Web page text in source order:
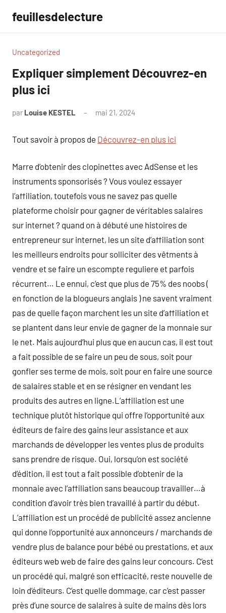
contenu
feuillesdelecture
Uncategorized
Expliquer simplement Découvrez-en
plus ici
par Louise KESTEL mai 21, 2024
Tout savoir à propos de Découvrez-en plus ici
Marre d’obtenir des clopinettes avec AdSense et les
instruments sponsorisés ? Vous voulez essayer
l’affiliation, toutefois vous ne savez pas quelle
plateforme choisir pour gagner de véritables salaires
sur internet ? quand on à débuté une histoires de
entrepreneur sur internet, les un site d’affiliation sont
les meilleurs endroits pour solliciter des vêtments à
vendre et se faire un escompte reguliere et parfois
récurrent… Le ennui, c’est que plus de 75% des noobs (
en fonction de la blogueurs anglais ) ne savent vraiment
pas de quelle façon marchent les un site d’affiliation et
se plantent dans leur envie de gagner de la monnaie sur
le net. Mais aujourd’hui plus que en aucun cas, il est tout
a fait possible de se faire un peu de sous, soit pour
gonfler ses terme de mois, soit pour en faire une source
de salaires stable et en se résigner en vendant les
produits des autres en ligne.L’affiliation est une
technique plutôt historique qui offre l’opportunité aux
éditeurs de faire des gains leur assistance et aux
marchands de développer les ventes plus de produits
sans prendre de risque. Oui, lorsqu’on est société
d’édition, il est tout a fait possible d’obtenir de la
monnaie avec l’affiliation sans beaucoup travailler…à
condition d’avoir très bien travaillé à partir du début.
L’affiliation est un procédé de publicité assez ancienne
qui donne l’opportunité aux annonceurs / marchands de
vendre plus de balance pour bébé ou prestations, et aux
éditeurs web web de faire des gains leur concours. C’est
un procédé qui, malgré son efficacité, reste nouvelle de
loin d’éditeurs. C’est quelle dommage, car c’est passer
près d’une source de salaires à suite de mains dès lors